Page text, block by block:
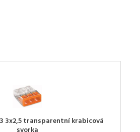
3x2,5 transparentní krabicová